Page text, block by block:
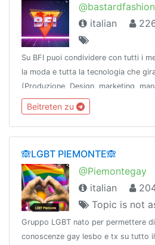
italian
Su BFI puoi condividere con tutti i
la moda e tutta la tecnologia che
(Produzione, Design, marketing,
online)regole: https://pastebin.com/
Beitreten zu
🙈LGBT PIEMONTE🙈
@Piemontegay
italian
Topic is not
Gruppo LGBT nato per permettere
conoscenze gay lesbo e tx su tutto